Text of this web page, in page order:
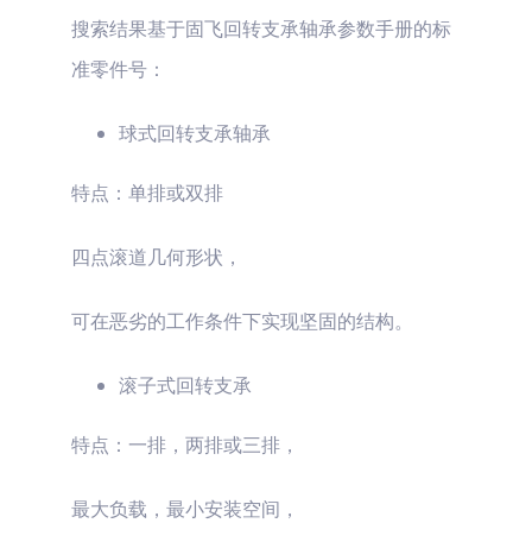
搜索结果基于固飞回转支承轴承参数手册的标
准零件号：
球式回转支承轴承
特点：单排或双排
四点滚道几何形状，
可在恶劣的工作条件下实现坚固的结构。
滚子式回转支承
特点：一排，两排或三排，
最大负载，最小安装空间，